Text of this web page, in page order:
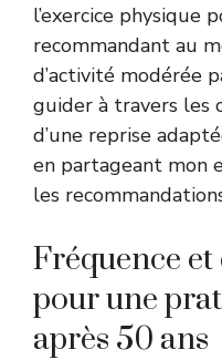
l’exercice physique
recommandant au
d’activité modérée
guider à travers les
d’une reprise
en partageant mon
les
Fréquence et
pour une
après 50 ans